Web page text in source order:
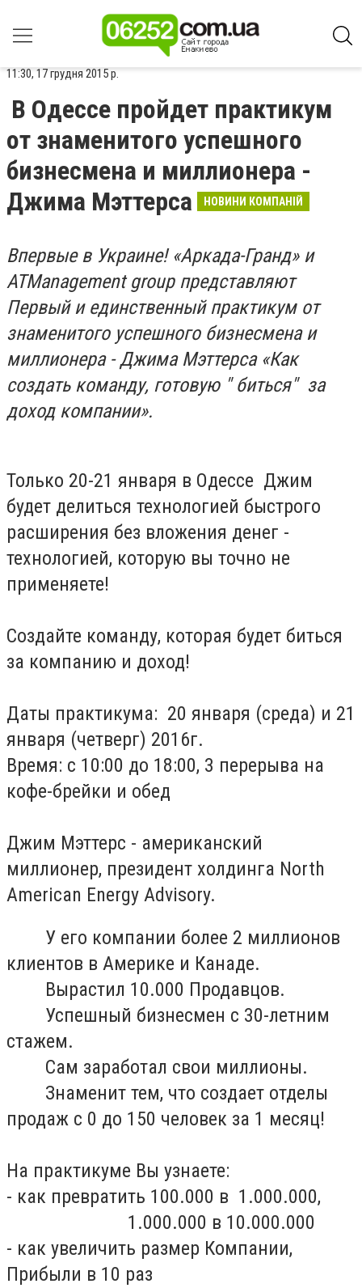
11:30, 17 грудня 2015 р.
В Одессе пройдет практикум
от знаменитого успешного
бизнесмена и миллионера -
Джима Мэттерса
НОВИНИ КОМПАНІЙ
Впервые в Украине! «Аркада-Гранд» и
ATManagement group представляют
Первый и единственный практикум от
знаменитого успешного бизнесмена и
миллионера - Джима Мэттерса «Как
создать команду, готовую " биться" за
доход компании».
Только 20-21 января в Одессе Джим
будет делиться технологией быстрого
расширения без вложения денег -
технологией, которую вы точно не
применяете!
Создайте команду, которая будет биться
за компанию и доход!
Даты практикума: 20 января (среда) и 21
января (четверг) 2016г.
Время: с 10:00 до 18:00, 3 перерыва на
кофе-брейки и обед
Джим Мэттерс - американский
миллионер, президент холдинга North
American Energy Advisory.
У его компании более 2 миллионов
клиентов в Америке и Канаде.
Вырастил 10.000 Продавцов.
Успешный бизнесмен с 30-летним
стажем.
Сам заработал свои миллионы.
Знаменит тем, что создает отделы
продаж с 0 до 150 человек за 1 месяц!
На практикуме Вы узнаете:
- как превратить 100.000 в 1.000.000,
1.000.000 в 10.000.000
- как увеличить размер Компании,
Прибыли в 10 раз